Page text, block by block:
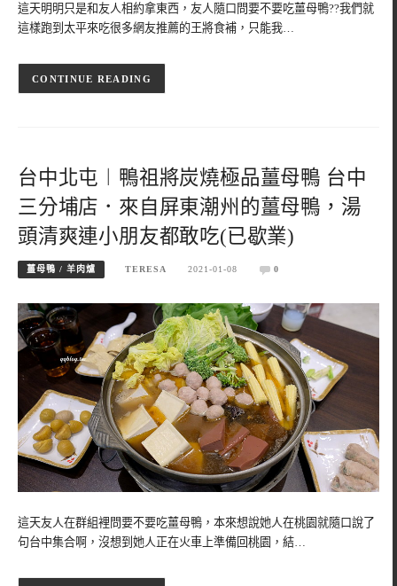
這天明明只是和友人相約拿東西，友人隨口問要不要吃薑母鴨??我們就
這樣跑到太平來吃很多網友推薦的王將食補，只能我…
CONTINUE READING
台中北屯︱鴨祖將炭燒極品薑母鴨 台中
三分埔店．來自屏東潮州的薑母鴨，湯
頭清爽連小朋友都敢吃(已歇業)
薑母鴨 / 羊肉爐 TERESA 2021-01-08 0
這天友人在群組裡問要不要吃薑母鴨，本來想說她人在桃園就隨口說了
句台中集合啊，沒想到她人正在火車上準備回桃園，結…